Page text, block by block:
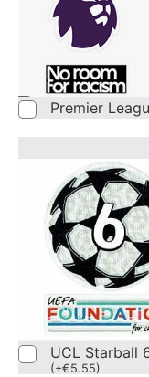
Premier
UCL Starball
(+€5.55)